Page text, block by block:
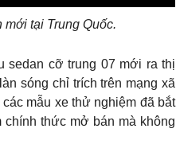
mới tại Trung Quốc.
sedan cỡ trung 07 mới ra thị
sóng chỉ trích trên mạng xã
mẫu xe thử nghiệm đã bắt
thức mở bán mà không